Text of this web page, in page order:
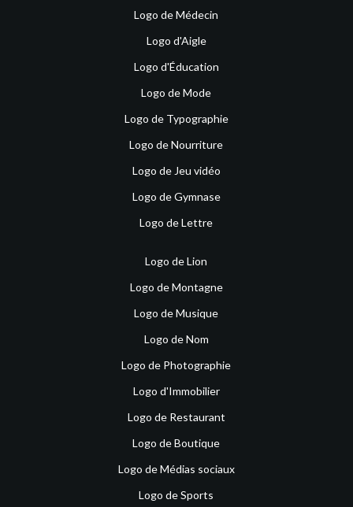
Logo de Médecin
Logo d'Aigle
Logo d'Éducation
Logo de Mode
Logo de Typographie
Logo de Nourriture
Logo de Jeu vidéo
Logo de Gymnase
Logo de Lettre
Logo de Lion
Logo de Montagne
Logo de Musique
Logo de Nom
Logo de Photographie
Logo d'Immobilier
Logo de Restaurant
Logo de Boutique
Logo de Médias sociaux
Logo de Sports